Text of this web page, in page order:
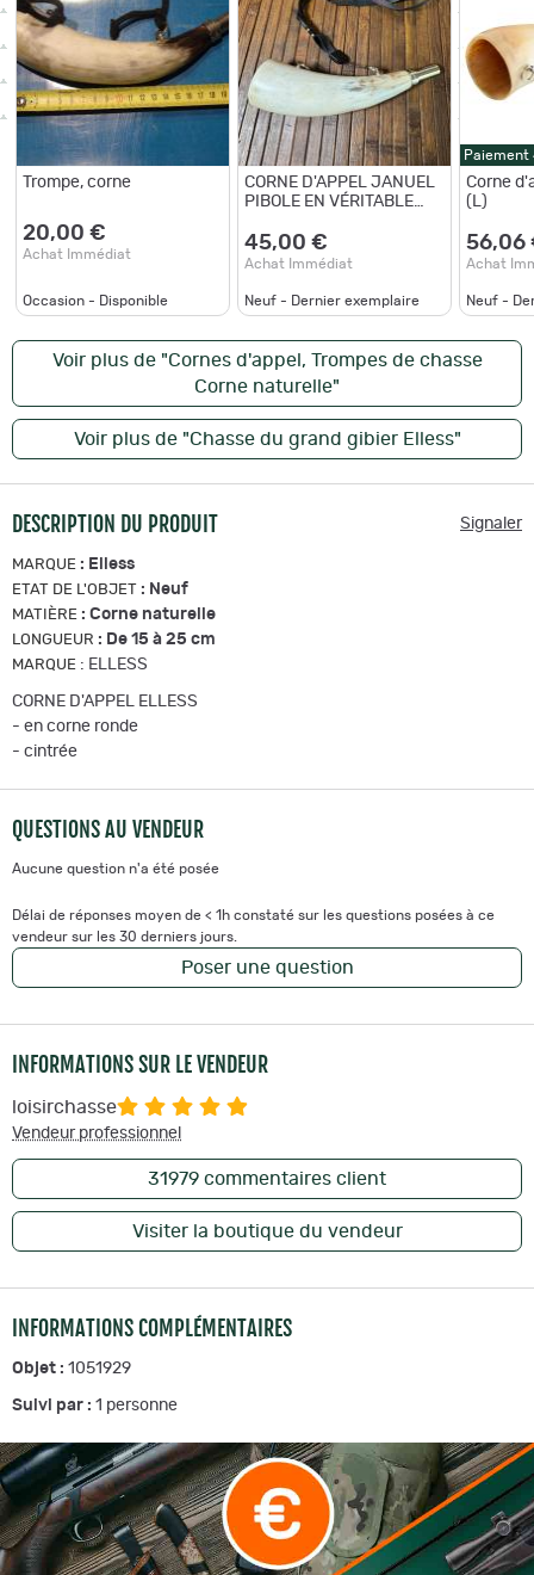
Trompe, corne
20,00 €
Achat Immédiat
Occasion - Disponible
CORNE D'APPEL JANUEL
PIBOLE EN VÉRITABLE
FABRICATION FRANÇAISE
24 cm
45,00 €
Achat Immédiat
Neuf - Dernier exemplaire
Paiement
Corne
(L)
56,06
Achat
Neuf -
Voir plus de "Cornes d'appel, Trompes de chasse
Corne naturelle"
Voir plus de "Chasse du grand gibier Elless"
DESCRIPTION DU PRODUIT Signaler
MARQUE : Elless
ETAT DE L'OBJET : Neuf
MATIÈRE : Corne naturelle
LONGUEUR : De 15 à 25 cm
MARQUE : ELLESS
CORNE D'APPEL ELLESS
- en corne ronde
- cintrée
QUESTIONS AU VENDEUR
Aucune question n'a été posée
Délai de réponses moyen de < 1h constaté sur les questions posées à ce
vendeur sur les 30 derniers jours.
Poser une question
INFORMATIONS SUR LE VENDEUR
loisirchasse
Vendeur professionnel
31979 commentaires client
Visiter la boutique du vendeur
INFORMATIONS COMPLÉMENTAIRES
Objet : 1051929
Suivi par : 1 personne